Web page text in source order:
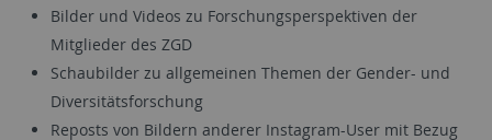
Bilder und Videos zu Forschungsperspektiven der
Mitglieder des ZGD
Schaubilder zu allgemeinen Themen der Gender- und
Diversitätsforschung
Reposts von Bildern anderer Instagram-User mit Bezug